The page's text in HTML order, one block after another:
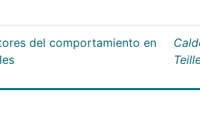
del comportamiento en